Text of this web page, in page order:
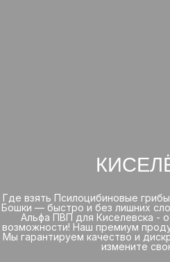
Где взять Псилоцибиновые
Бошки — быстро и без лишних
Альфа ПВП для Киселевска -
возможности! Наш премиум
Мы гарантируем качество и
измените